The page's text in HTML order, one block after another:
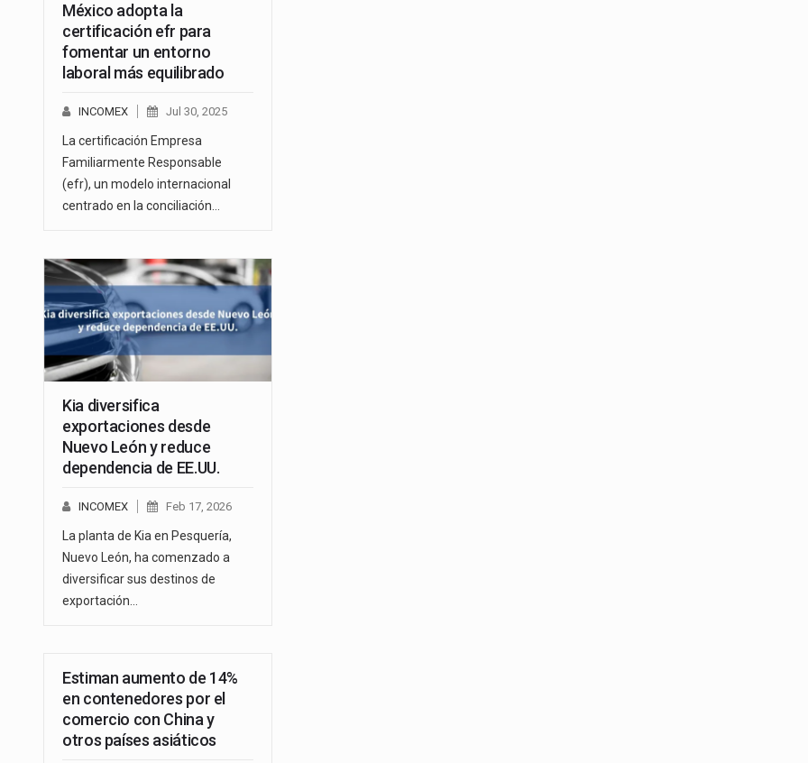
México adopta la
certificación efr para
fomentar un entorno
laboral más equilibrado
INCOMEX Jul 30, 2025
La certificación Empresa
Familiarmente Responsable
(efr), un modelo internacional
centrado en la conciliación…
Kia diversifica
exportaciones desde
Nuevo León y reduce
dependencia de EE.UU.
INCOMEX Feb 17, 2026
La planta de Kia en Pesquería,
Nuevo León, ha comenzado a
diversificar sus destinos de
exportación…
Estiman aumento de 14%
en contenedores por el
comercio con China y
otros países asiáticos